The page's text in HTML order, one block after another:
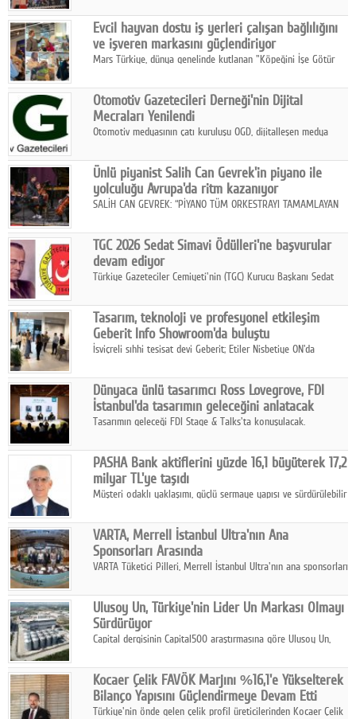
Google Plus
© 2026 TÜM HAKLARI SAKLIDIR
Fuarı'nda sektör profesyonelleri, iş ortakları, bayiler ve son
kullanıcılarla bir araya geldi.
Evcil hayvan dostu iş yerleri çalışan bağlılığını
ve işveren markasını güçlendiriyor
Mars Türkiye, dünya genelinde kutlanan "Köpeğini İşe Götür
çalışan bağlılığı, iyi olma hali ve işveren markası üzerindeki
etkisine dikkat çekti.
Otomotiv Gazetecileri Derneği'nin Dijital
Mecraları Yenilendi
Otomotiv medyasının çatı kuruluşu OGD, dijitalleşen medya
hedefiyle internet sitesini ve sosyal medya kanallarını yeniledi.
Ünlü piyanist Salih Can Gevrek'in piyano ile
yolculuğu Avrupa'da ritm kazanıyor
SALİH CAN GEVREK: “PİYANO TÜM ORKESTRAYI TAMAMLAYAN
ETKİ YARATIYOR"
TGC 2026 Sedat Simavi Ödülleri'ne başvurular
devam ediyor
Türkiye Gazeteciler Cemiyeti'nin (TGC) Kurucu Başkanı Sedat
Tasarım, teknoloji ve profesyonel etkileşim
Geberit Info Showroom'da buluştu
İsviçreli sıhhi tesisat devi Geberit; Etiler Nisbetiye ON'da
ortaklığıyla özel bir davete ev sahipliği yaptı.
Dünyaca ünlü tasarımcı Ross Lovegrove, FDI
İstanbul'da tasarımın geleceğini anlatacak
Tasarımın geleceği FDI Stage & Talks'ta konuşulacak.
PASHA Bank aktiflerini yüzde 16,1 büyüterek 17,2
milyar TL'ye taşıdı
Müşteri odaklı yaklaşımı, güçlü sermaye yapısı ve sürdürülebilir
yılının ilk yarısında güçlü finansal performansını korudu.
VARTA, Merrell İstanbul Ultra'nın Ana
Sponsorları Arasında
VARTA Tüketici Pilleri, Merrell İstanbul Ultra'nın ana sponsorları
enerjisine güç katıyor.
Ulusoy Un, Türkiye'nin Lider Un Markası Olmayı
Sürdürüyor
Capital dergisinin Capital500 araştırmasına göre Ulusoy Un,
hasılatıyla Türkiye'nin en büyük 83. firması oldu.
Kocaer Çelik FAVÖK Marjını %16,1'e Yükselterek
Bilanço Yapısını Güçlendirmeye Devam Etti
Türkiye'nin önde gelen çelik profil üreticilerinden Kocaer Çelik